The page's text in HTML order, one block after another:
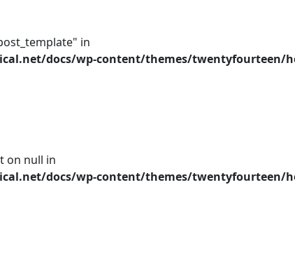
in
docs/wp-content/themes/twentyfourteen/
on null in
docs/wp-content/themes/twentyfourteen/